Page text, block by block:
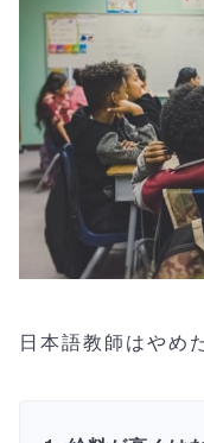
日本語教師はやめ